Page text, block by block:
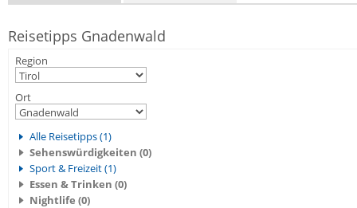
Reisetipps Gnadenwald
Region
Ort
Alle Reisetipps (1)
Sehenswürdigkeiten (0)
Sport & Freizeit (1)
Essen & Trinken (0)
Nightlife (0)